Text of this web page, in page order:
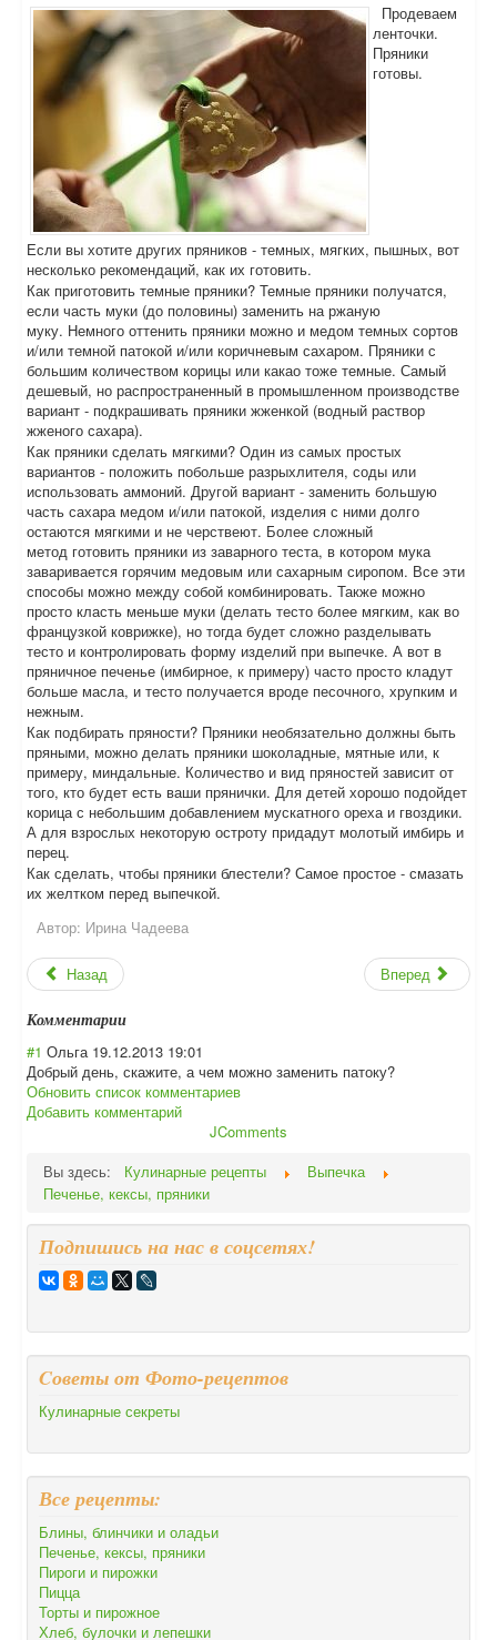
Продеваем
ленточки.
Пряники
готовы.
Если вы хотите других пряников - темных, мягких, пышных, вот
несколько рекомендаций, как их готовить.
Как приготовить темные пряники? Темные пряники получатся,
если часть муки (до половины) заменить на ржаную
муку. Немного оттенить пряники можно и медом темных сортов
и/или темной патокой и/или коричневым сахаром. Пряники с
большим количеством корицы или какао тоже темные. Самый
дешевый, но распространенный в промышленном производстве
вариант - подкрашивать пряники жженкой (водный раствор
жженого сахара).
Как пряники сделать мягкими? Один из самых простых
вариантов - положить побольше разрыхлителя, соды или
использовать аммоний. Другой вариант - заменить большую
часть сахара медом и/или патокой, изделия с ними долго
остаются мягкими и не черствеют. Более сложный
метод готовить пряники из заварного теста, в котором мука
заваривается горячим медовым или сахарным сиропом. Все эти
способы можно между собой комбинировать. Также можно
просто класть меньше муки (делать тесто более мягким, как во
французкой коврижке), но тогда будет сложно разделывать
тесто и контролировать форму изделий при выпечке. А вот в
пряничное печенье (имбирное, к примеру) часто просто кладут
больше масла, и тесто получается вроде песочного, хрупким и
нежным.
Как подбирать пряности? Пряники необязательно должны быть
пряными, можно делать пряники шоколадные, мятные или, к
примеру, миндальные. Количество и вид пряностей зависит от
того, кто будет есть ваши прянички. Для детей хорошо подойдет
корица с небольшим добавлением мускатного ореха и гвоздики.
А для взрослых некоторую остроту придадут молотый имбирь и
перец.
Как сделать, чтобы пряники блестели? Самое простое - смазать
их желтком перед выпечкой.
Автор: Ирина Чадеева
Назад Вперед
Комментарии
#1 Ольга 19.12.2013 19:01
Добрый день, скажите, а чем можно заменить патоку?
Обновить список комментариев
Добавить комментарий
JComments
Вы здесь:
Кулинарные рецепты
Выпечка
Печенье, кексы, пряники
Подпишись на нас в соцсетях!
Cоветы от Фото-рецептов
Кулинарные секреты
Все рецепты:
Блины, блинчики и оладьи
Печенье, кексы, пряники
Пироги и пирожки
Пицца
Торты и пирожное
Хлеб, булочки и лепешки